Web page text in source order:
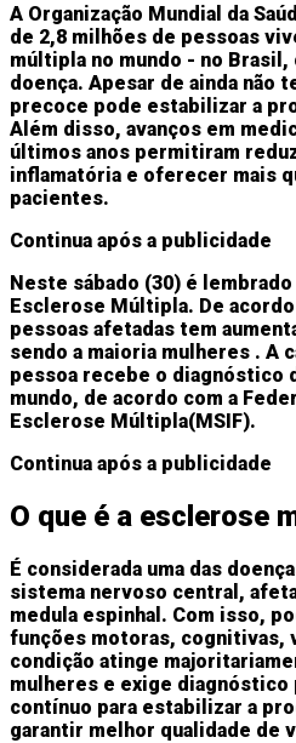
A Organização Mundial da
de 2,8 milhões de pessoas
múltipla no mundo - no Brasil,
doença. Apesar de ainda não
precoce pode estabilizar a
Além disso, avanços em
últimos anos permitiram
inflamatória e oferecer mais
pacientes.
Continua após a publicidade
Neste sábado (30) é
Esclerose Múltipla. De
pessoas afetadas tem
sendo a maioria mulheres . A
pessoa recebe o diagnóstico
mundo, de acordo com a
Esclerose Múltipla(MSIF).
Continua após a publicidade
O que é a esclerose
É considerada uma das
sistema nervoso central,
medula espinhal. Com isso,
funções motoras, cognitivas,
condição atinge
mulheres e exige
contínuo para estabilizar a
garantir melhor qualidade de